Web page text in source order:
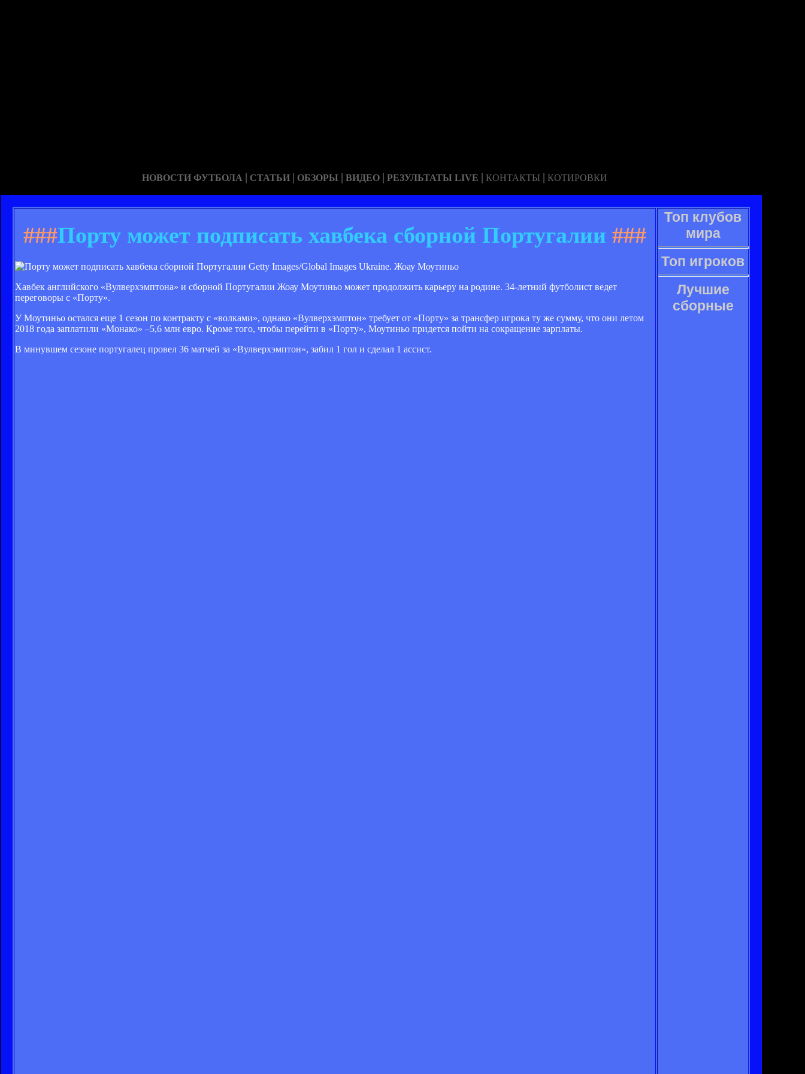
НОВОСТИ ФУТБОЛА | СТАТЬИ | ОБЗОРЫ | ВИДЕО | РЕЗУЛЬТАТЫ LIVE | КОНТАКТЫ | КОТИРОВКИ
###Порту может подписать хавбека сборной Португалии ###
Getty Images/Global Images Ukraine. Жоау Моутиньо
Хавбек английского «Вулверхэмптона» и сборной Португалии Жоау Моутиньо может продолжить карьеру на родине. 34-летний футболист ведет
переговоры с «Порту».
У Моутиньо остался еще 1 сезон по контракту с «волками», однако «Вулверхэмптон» требует от «Порту» за трансфер игрока ту же сумму, что они летом
2018 года заплатили «Монако» –5,6 млн евро. Кроме того, чтобы перейти в «Порту», Моутиньо придется пойти на сокращение зарплаты.
В минувшем сезоне португалец провел 36 матчей за «Вулверхэмптон», забил 1 гол и сделал 1 ассист.
Топ клубов
мира
Топ игроков
Лучшие
сборные